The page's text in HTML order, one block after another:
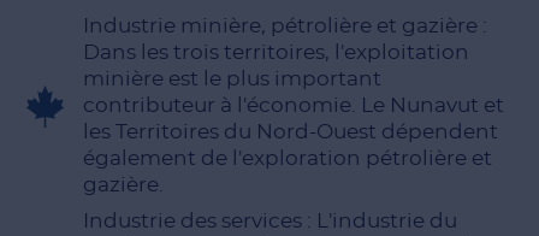
Industrie minière, pétrolière et gazière :
Dans les trois territoires, l'exploitation
minière est le plus important
contributeur à l'économie. Le Nunavut et
les Territoires du Nord-Ouest dépendent
également de l'exploration pétrolière et
gazière.
Industrie des services : L'industrie du